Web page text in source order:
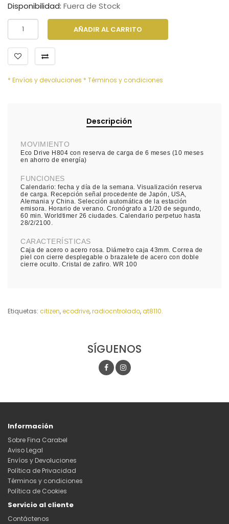
Disponibilidad: Fuera de Stock
AÑADIR AL CARRITO
* Envíos y devoluciones * Términos y condiciones
Descripción
MOVIMIENTO
Eco Drive H804 con reserva de carga de 6 meses (10 meses
en ahorro de energía)
FUNCIONES
Calendario: fecha y día de la semana. Visualización reserva
de carga. Recepción señal procedente de Japón, USA,
Alemania y China. Selección automática de la estación
emisora. Horario de verano. Cronógrafo a 1/20 de segundo,
60 min. Worldtimer 26 ciudades. Calendario perpetuo hasta
28/2/2100.
CARACTERÍSTICAS
Caja de acero o acero rosa. Diámetro caja 43mm. Correa de
piel con cierre desplegable o brazalete de acero con doble
cierre oculto. Cristal de zafiro. WR 100
Etiquetas: citizen,ecodrive,radiocntrolado, at8110.
SÍGUENOS
Información
Sobre Fina Carabel
Aviso Legal
Envíos y Devoluciones
Política de Privacidad
Términos y condiciones
Política de Cookies
Servicio al cliente
Contáctenos